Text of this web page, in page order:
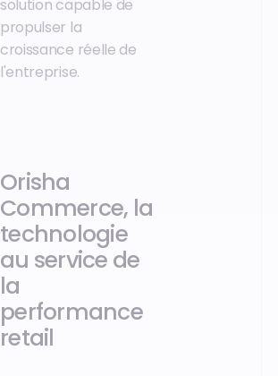
solution capable de
propulser la
croissance réelle de
l'entreprise.
Orisha
Commerce, la
technologie
au service de
la
performance
retail